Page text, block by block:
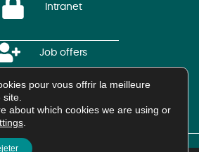
Intranet
Job offers
pour vous offrir la meilleure
about which cookies we are using or